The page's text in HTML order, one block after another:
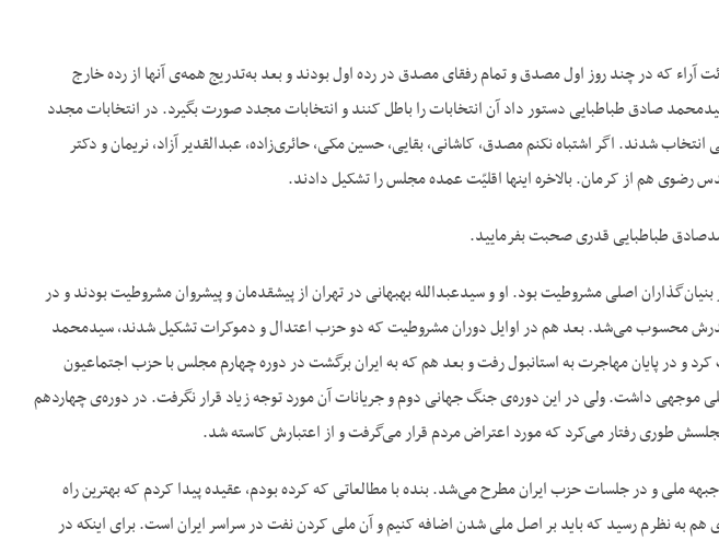
آراء که در چند روز اول مصدق و تمام رفقای مصدق در رده اول بودند و بعد به‌‌تدریج همه‌‌ی آنها از رده خارج
صادق طباطبایی دستور داد آن انتخابات را باطل کنند و انتخابات مجدد صورت بگیرد. در انتخابات مجدد
شدند. اگر اشتباه نکنم مصدق، کاشانی، بقایی، حسین مکی، حائری‌‌زاده، عبدالقدیر آزاد، نریمان و دکتر
رضوی هم از کرمان. بالاخره اینها اقلیّت عمده مجلس را تشکیل دادند.
طباطبایی قدری صحبت بفرمایید.
اصلی مشروطیت بود. او و سیدعبدالله بهبهانی در تهران از پیشقدمان و پیشروان مشروطیت بودند و در
محسوب می‌‌شد. بعد هم در اوایل دوران مشروطیت که دو حزب اعتدال و دموکرات تشکیل شدند، سیدمحمد
و در پایان مهاجرت به استانبول رفت و بعد هم که به ایران برگشت در دوره چهارم مجلس با حزب اجتماعیون
موجهی داشت. ولی در این دوره‌‌ی جنگ جهانی دوم و جریانات آن مورد توجه زیاد قرار نگرفت. در دوره‌‌ی چهاردهم
طوری رفتار می‌‌کرد که مورد اعتراض مردم قرار می‌‌گرفت و از اعتبارش کاسته شد.
ملی و در جلسات حزب ایران مطرح می‌‌شد. بنده با مطالعاتی که کرده بودم، عقیده پیدا کردم که بهترین راه
به نظرم رسید که باید بر اصل ملی شدن اضافه کنیم و آن ملی کردن نفت در سراسر ایران است. برای اینکه در